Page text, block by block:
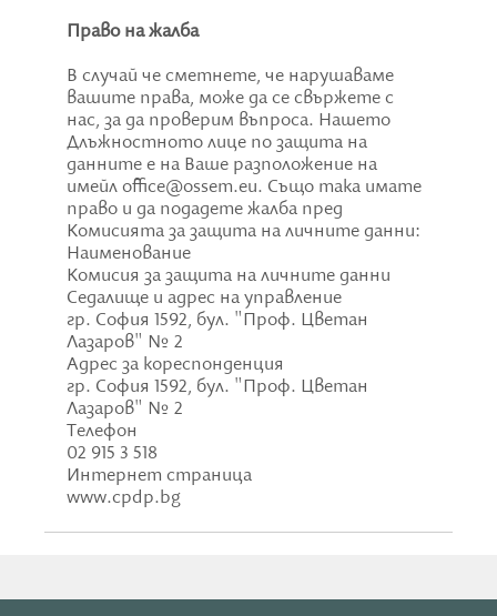
Право на жалба
В случай че сметнете, че нарушаваме
вашите права, може да се свържете с
нас, за да проверим въпроса. Нашето
Длъжностното лице по защита на
данните е на Ваше разположение на
имейл office@ossem.eu. Също така имате
право и да подадете жалба пред
Комисията за защита на личните данни:
Наименование
Комисия за защита на личните данни
Седалище и адрес на управление
гр. София 1592, бул. "Проф. Цветан
Лазаров" № 2
Адрес за кореспонденция
гр. София 1592, бул. "Проф. Цветан
Лазаров" № 2
Телефон
02 915 3 518
Интернет страница
www.cpdp.bg